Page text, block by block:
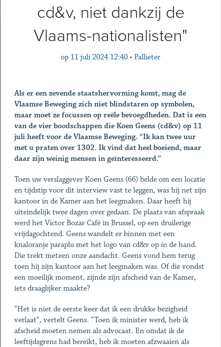
cd&v, niet dankzij de
Vlaams-nationalisten"
op 11 juli 2024 12:40 • Pallieter
Als er een zevende staatshervorming komt, mag de
Vlaamse Beweging zich niet blindstaren op symbolen,
maar moet ze focussen op reële bevoegdheden. Dat is een
van de vier boodschappen die Koen Geens (cd&v) op 11
juli heeft voor de Vlaamse Beweging. “Ik kan twee uur
met u praten over 1302. Ik vind dat heel boeiend, maar
daar zijn weinig mensen in geïnteresseerd.”
Toen uw verslaggever Koen Geens (66) belde om een locatie
en tijdstip voor dit interview vast te leggen, was hij net zijn
kantoor in de Kamer aan het leegmaken. Daar heeft hij
uiteindelijk twee dagen over gedaan. De plaats van afspraak
werd het Victor Bozar Café in Brussel, op een druilerige
vrijdagochtend. Geens wandelt er binnen met een
knaloranje paraplu met het logo van cd&v op in de hand.
Die trekt meteen onze aandacht. Geens vond hem terug
toen hij zijn kantoor aan het leegmaken was. Of die vondst
een moeilijk moment, zijnde zijn afscheid van de Kamer,
iets draaglijker maakte?
“Het is niet de eerste keer dat ik een drukke bezigheid
verlaat”, vertelt Geens. “Toen ik minister werd, heb ik
afscheid moeten nemen als advocaat. En omdat ik de
leeftijdsgrens had bereikt, heb ik moeten afzwaaien als